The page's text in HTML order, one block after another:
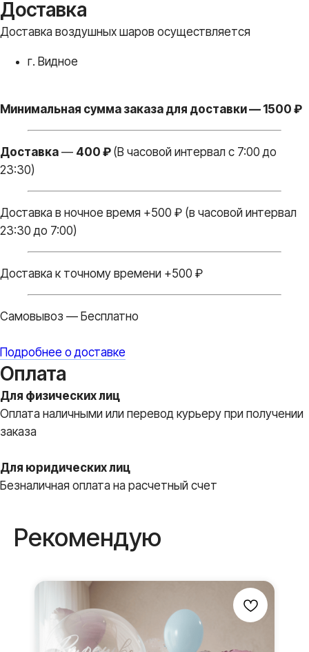
Доставка
Доставка воздушных шаров осуществляется
г. Видное
Минимальная сумма заказа для доставки — 1500 ₽
Доставка — 400 ₽ (В часовой интервал с 7:00 до
23:30)
Доставка в ночное время +500 ₽ (в часовой интервал
23:30 до 7:00)
Доставка к точному времени +500 ₽
Самовывоз — Бесплатно
Подробнее о доставке
Оплата
Для физических лиц
Оплата наличными или перевод курьеру при получении
заказа
Для юридических лиц
Безналичная оплата на расчетный счет
Рекомендую
Вы всегда
получите
Мы дополняем каждую
композицию маленькими
элементами в подарок
Бантики и атласные